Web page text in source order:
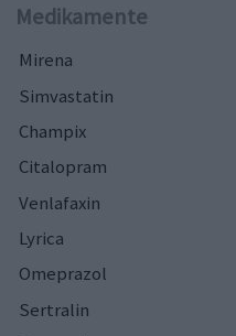
Medikamente
Mirena
Simvastatin
Champix
Citalopram
Venlafaxin
Lyrica
Omeprazol
Sertralin